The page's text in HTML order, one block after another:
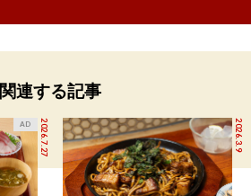
関連する記事
2026.7.27
AD 2026.3.9